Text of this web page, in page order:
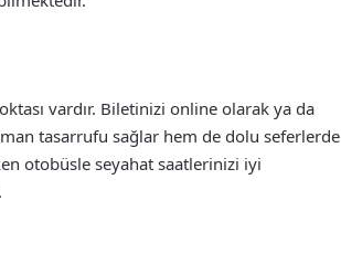
vardır. Biletinizi online olarak ya da
tasarrufu sağlar hem de dolu seferlerde
otobüsle seyahat saatlerinizi iyi